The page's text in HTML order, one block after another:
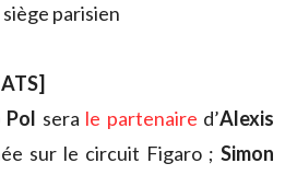
parisien
Pol sera le partenaire d’Alexis
sur le circuit Figaro ; Simon